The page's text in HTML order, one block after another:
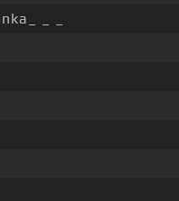
_ _